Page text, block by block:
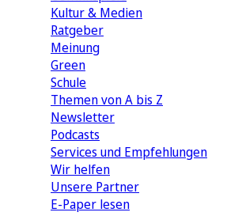
Kultur & Medien
Ratgeber
Meinung
Green
Schule
Themen von A bis Z
Newsletter
Podcasts
Services und Empfehlungen
Wir helfen
Unsere Partner
E-Paper lesen